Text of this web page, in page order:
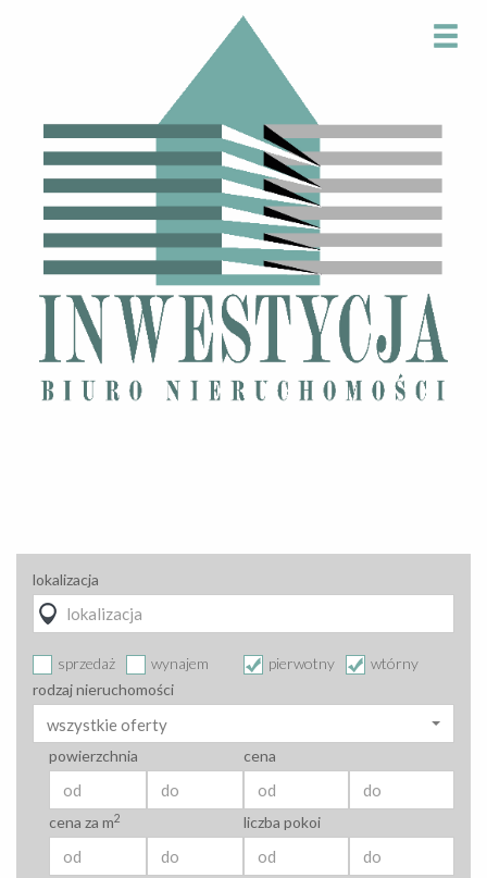
lokalizacja
sprzedaż wynajem pierwotny
wtórny
rodzaj nieruchomości
wszystkie oferty
powierzchnia cena
cena za m2 liczba pokoi